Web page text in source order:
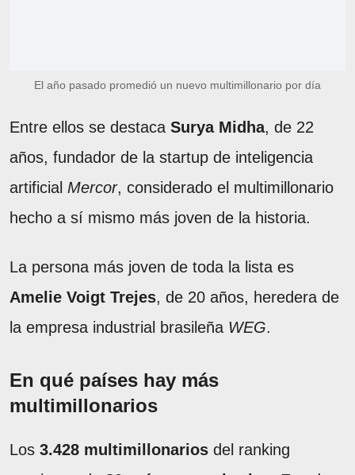
El año pasado promedió un nuevo multimillonario por día
Entre ellos se destaca Surya Midha, de 22
años, fundador de la startup de inteligencia
artificial Mercor, considerado el multimillonario
hecho a sí mismo más joven de la historia.
La persona más joven de toda la lista es
Amelie Voigt Trejes, de 20 años, heredera de
la empresa industrial brasileña WEG.
En qué países hay más
multimillonarios
Los 3.428 multimillonarios del ranking